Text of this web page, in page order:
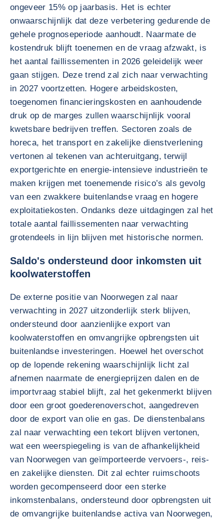
ongeveer 15% op jaarbasis. Het is echter
onwaarschijnlijk dat deze verbetering gedurende de
gehele prognoseperiode aanhoudt. Naarmate de
kostendruk blijft toenemen en de vraag afzwakt, is
het aantal faillissementen in 2026 geleidelijk weer
gaan stijgen. Deze trend zal zich naar verwachting
in 2027 voortzetten. Hogere arbeidskosten,
toegenomen financieringskosten en aanhoudende
druk op de marges zullen waarschijnlijk vooral
kwetsbare bedrijven treffen. Sectoren zoals de
horeca, het transport en zakelijke dienstverlening
vertonen al tekenen van achteruitgang, terwijl
exportgerichte en energie-intensieve industrieën te
maken krijgen met toenemende risico’s als gevolg
van een zwakkere buitenlandse vraag en hogere
exploitatiekosten. Ondanks deze uitdagingen zal het
totale aantal faillissementen naar verwachting
grotendeels in lijn blijven met historische normen.
Saldo's ondersteund door inkomsten uit
koolwaterstoffen
De externe positie van Noorwegen zal naar
verwachting in 2027 uitzonderlijk sterk blijven,
ondersteund door aanzienlijke export van
koolwaterstoffen en omvangrijke opbrengsten uit
buitenlandse investeringen. Hoewel het overschot
op de lopende rekening waarschijnlijk licht zal
afnemen naarmate de energieprijzen dalen en de
importvraag stabiel blijft, zal het gekenmerkt blijven
door een groot goederenoverschot, aangedreven
door de export van olie en gas. De dienstenbalans
zal naar verwachting een tekort blijven vertonen,
wat een weerspiegeling is van de afhankelijkheid
van Noorwegen van geïmporteerde vervoers-, reis-
en zakelijke diensten. Dit zal echter ruimschoots
worden gecompenseerd door een sterke
inkomstenbalans, ondersteund door opbrengsten uit
de omvangrijke buitenlandse activa van Noorwegen,